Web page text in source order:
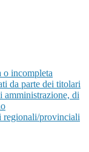
o incompleta
da parte dei titolari
di
regionali/provinciali